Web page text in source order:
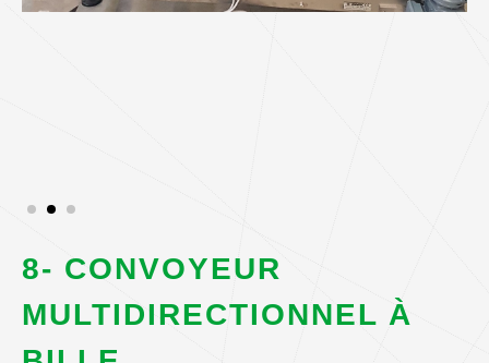
8- CONVOYEUR
MULTIDIRECTIONNEL À